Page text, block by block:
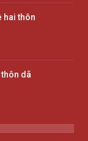
hai thôn
dã